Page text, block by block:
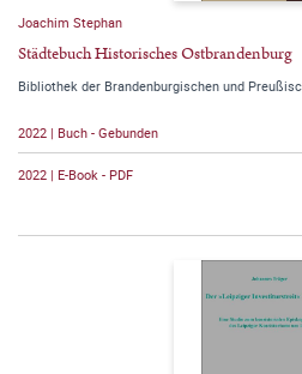
Joachim Stephan
Städtebuch Historisches Ostbrandenburg
Bibliothek der Brandenburgischen und
2022 | Buch - Gebunden
2022 | E-Book - PDF